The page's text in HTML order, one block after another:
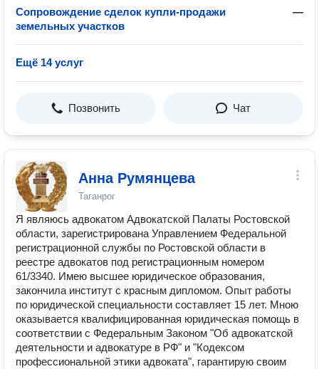
Сопровождение сделок купли-продажи
земельных участков
—
Ещё 14 услуг
Позвонить Чат
Анна Румянцева
Таганрог
Я являюсь адвокатом Адвокатской Палаты Ростовской
области, зарегистрирована Управлением Федеральной
регистрационной службы по Ростовской области в
реестре адвокатов под регистрационным номером
61/3340. Имею высшее юридическое образования,
закончила институт с красным дипломом. Опыт работы
по юридической специальности составляет 15 лет. Мною
оказывается квалифицированная юридическая помощь в
соответствии с Федеральным Законом "Об адвокатской
деятельности и адвокатуре в РФ" и "Кодексом
профессиональной этики адвоката", гарантирую своим